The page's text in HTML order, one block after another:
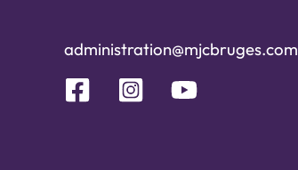
administration@mjcbruges.com